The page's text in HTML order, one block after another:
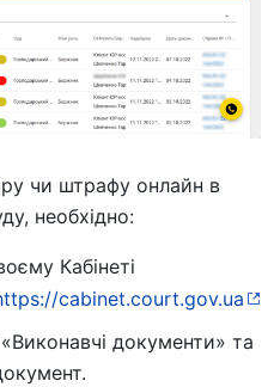
чи штрафу онлайн в
необхідно:
Кабінеті
cabinet.court.gov.ua
документи» та